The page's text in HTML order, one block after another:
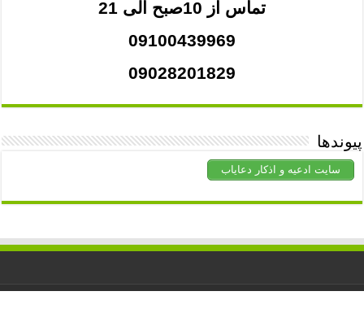
تماس از 10صبح الی 21
09100439969
09028201829
پیوندها
سایت ادعیه و اذکار دعایاب